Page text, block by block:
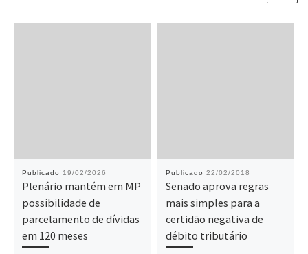
Publicado 19/02/2026
Plenário mantém em MP
possibilidade de
parcelamento de dívidas
em 120 meses
Publicado 22/02/2018
Senado aprova regras
mais simples para a
certidão negativa de
débito tributário